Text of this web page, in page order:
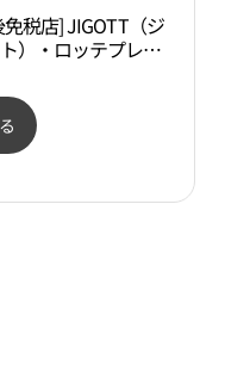
税店] JIGOTT（ジ
）・ロッテプレミ
）店(지고트 롯데
엄아울렛 기흥점)